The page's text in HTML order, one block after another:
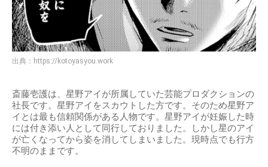
出典： https://kotoyasyou.work
斎藤壱護は、星野アイが所属していた芸能プロダクションの
社長です。星野アイをスカウトした方です。そのため星野ア
イとは最も信頼関係がある人物です。星野アイが妊娠した時
には付き添い人として同行しておりました。しかし星のアイ
が亡くなってから姿を消してしまいました。現時点でも行方
不明のままです。